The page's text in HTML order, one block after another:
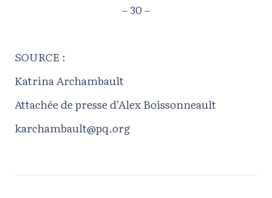
– 30 –
SOURCE :
Katrina Archambault
Attachée de presse d’Alex Boissonneault
karchambault@pq.org